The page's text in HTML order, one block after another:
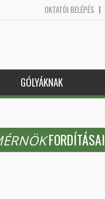
OKTATÓI BELÉPÉS
GÓLYÁKNAK
FORDÍTÁSAI